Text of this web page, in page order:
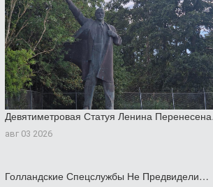
Девятиметровая Статуя Ленина
авг 03 2026
Голландские Спецслужбы Не Предвидели…